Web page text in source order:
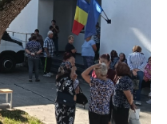
aici
aici